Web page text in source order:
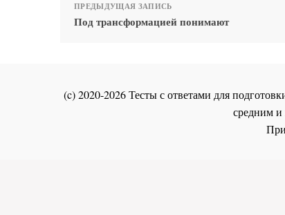
ПРЕДЫДУЩАЯ ЗАПИСЬ
Под трансформацией понимают
(c) 2020-2026 Тесты с ответами для
средним